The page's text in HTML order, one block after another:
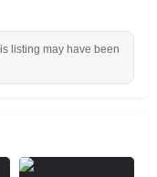
listing may have been